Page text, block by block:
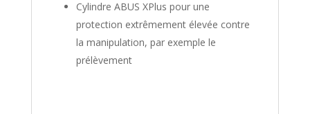
Cylindre ABUS XPlus pour une
protection extrêmement élevée contre
la manipulation, par exemple le
prélèvement